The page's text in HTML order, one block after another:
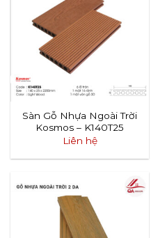
Sàn Gỗ Nhựa Ngoài Trời
Kosmos – K140T25
Liên hệ